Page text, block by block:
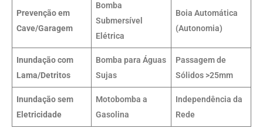
Prevenção em
Cave/Garagem
Bomba
Submersível
Elétrica
Boia Automática
(Autonomia)
Inundação com
Lama/Detritos
Bomba para Águas
Sujas
Passagem de
Sólidos >25mm
Inundação sem
Eletricidade
Motobomba a
Gasolina
Independência da
Rede